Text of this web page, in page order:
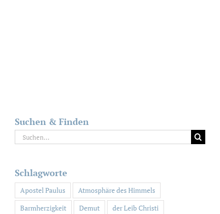
Suchen & Finden
Suche
nach:
Schlagworte
Apostel Paulus
Atmosphäre des Himmels
Barmherzigkeit
Demut
der Leib Christi